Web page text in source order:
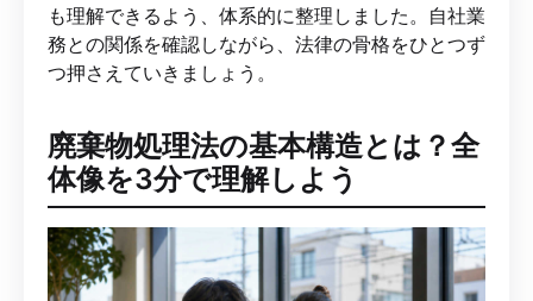
も理解できるよう、体系的に整理しました。自社業
務との関係を確認しながら、法律の骨格をひとつず
つ押さえていきましょう。
廃棄物処理法の基本構造とは？全
体像を3分で理解しよう